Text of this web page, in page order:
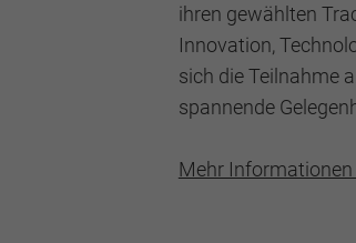
ihren gewählten
Innovation,
sich die Teilnahme
spannende
Mehr
Alle akzeptieren